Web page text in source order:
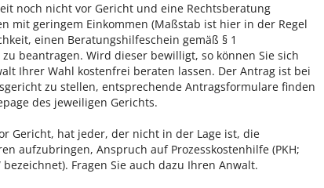
noch nicht vor Gericht und eine Rechtsberatung
mit geringem Einkommen (Maßstab ist hier in der Regel
einen Beratungshilfeschein gemäß § 1
zu beantragen. Wird dieser bewilligt, so können Sie sich
Ihrer Wahl kostenfrei beraten lassen. Der Antrag ist bei
zu stellen, entsprechende Antragsformulare finden
des jeweiligen Gerichts.
Gericht, hat jeder, der nicht in der Lage ist, die
aufzubringen, Anspruch auf Prozesskostenhilfe (PKH;
Fragen Sie auch dazu Ihren Anwalt.